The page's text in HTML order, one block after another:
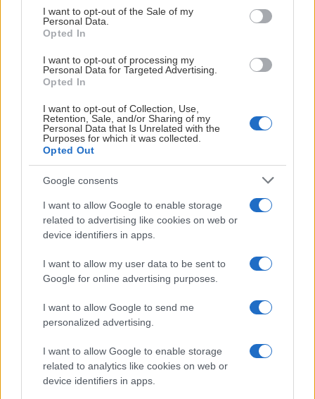
consent section.
I want to opt-out of the Sale of my
Personal Data.
Opted In
I want to opt-out of processing my
Personal Data for Targeted Advertising.
Opted In
I want to opt-out of Collection, Use,
Retention, Sale, and/or Sharing of my
Personal Data that Is Unrelated with the
Purposes for which it was collected.
Opted Out
Google consents
I want to allow Google to enable storage
related to advertising like cookies on web or
device identifiers in apps.
I want to allow my user data to be sent to
Google for online advertising purposes.
I want to allow Google to send me
personalized advertising.
I want to allow Google to enable storage
related to analytics like cookies on web or
device identifiers in apps.
Han trekker særlig fram alle menneskene han har møtt
gjennom hockeyen.
Ishockey er en fantastisk sport som knytter relasjoner
på en helt spesiell måte. Å spille junior- og seniorhockey i
være, en hockeyby.
Flest kamper i Nidaros-drakten
Siden debuten som 16-åring i 2016/2017-sesongen har
Ole Christian vært en sentral del av Nidaros Hockey. Han
har fulgt klubben gjennom en lang og målrettet satsing
for å få trøndersk ishockey tilbake til det øverste nivået.
Gjennom ti sesonger på A-laget har han bidratt med
hardt arbeid, lojalitet og en sterk tilknytning til klubben
og hockeymiljøet i Trondheim.
Med 272 offisielle kamper har Ole Christian spilt flere
kamper i Nidaros-drakten enn noen annen spiller.
Takker alle som har vært med på reisen
Ole Christian ønsker å takke alle som har bidratt til å